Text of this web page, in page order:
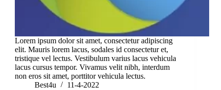
Lorem ipsum dolor sit amet, consectetur adipiscing
elit. Mauris lorem lacus, sodales id consectetur et,
tristique vel lectus. Vestibulum varius lacus vehicula
lacus cursus tempor. Vivamus velit nibh, interdum
non eros sit amet, porttitor vehicula lectus.
Best4u
11-4-2022